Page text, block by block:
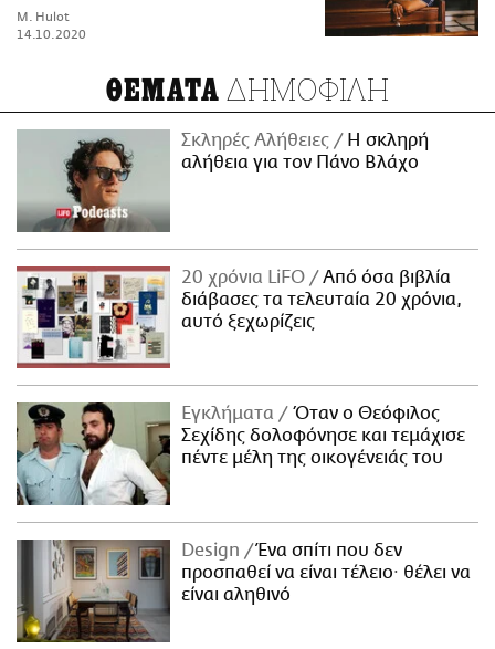
M. Hulot
14.10.2020
ΘΕΜΑΤΑ ΔΗΜΟΦΙΛΗ
Σκληρές Αλήθειες
H σκληρή
αλήθεια για τον Πάνο Βλάχο
20 χρόνια LiFO
Από όσα βιβλία
διάβασες τα τελευταία 20 χρόνια,
αυτό ξεχωρίζεις
Εγκλήματα
Όταν ο Θεόφιλος
Σεχίδης δολοφόνησε και τεμάχισε
πέντε μέλη της οικογένειάς του
Design
Ένα σπίτι που δεν
προσπαθεί να είναι τέλειο· θέλει να
είναι αληθινό